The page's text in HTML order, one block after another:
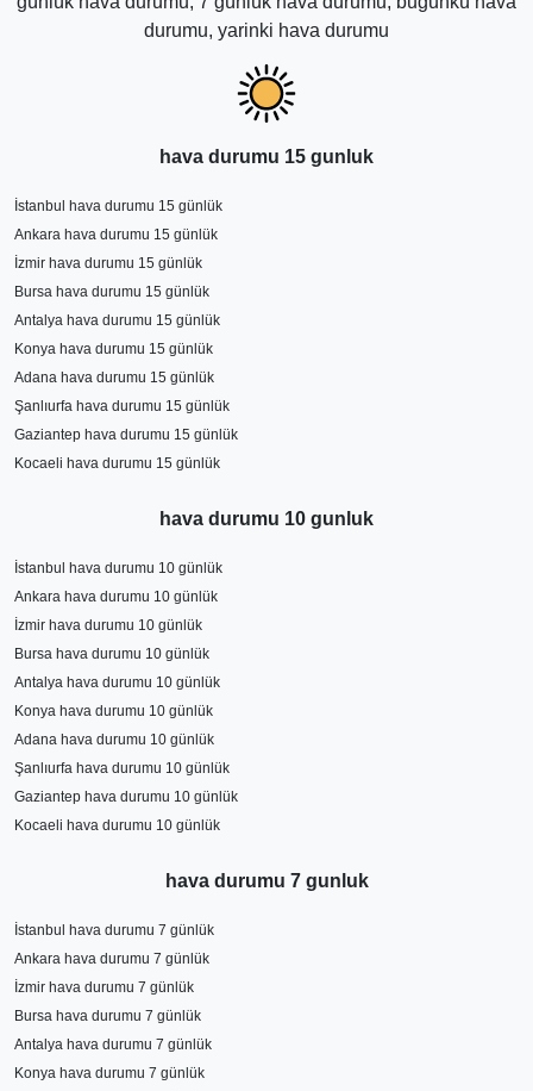
durumu, yarinki hava durumu
hava durumu 15 gunluk
İstanbul hava durumu 15 günlük
Ankara hava durumu 15 günlük
İzmir hava durumu 15 günlük
Bursa hava durumu 15 günlük
Antalya hava durumu 15 günlük
Konya hava durumu 15 günlük
Adana hava durumu 15 günlük
Şanlıurfa hava durumu 15 günlük
Gaziantep hava durumu 15 günlük
Kocaeli hava durumu 15 günlük
hava durumu 10 gunluk
İstanbul hava durumu 10 günlük
Ankara hava durumu 10 günlük
İzmir hava durumu 10 günlük
Bursa hava durumu 10 günlük
Antalya hava durumu 10 günlük
Konya hava durumu 10 günlük
Adana hava durumu 10 günlük
Şanlıurfa hava durumu 10 günlük
Gaziantep hava durumu 10 günlük
Kocaeli hava durumu 10 günlük
hava durumu 7 gunluk
İstanbul hava durumu 7 günlük
Ankara hava durumu 7 günlük
İzmir hava durumu 7 günlük
Bursa hava durumu 7 günlük
Antalya hava durumu 7 günlük
Konya hava durumu 7 günlük